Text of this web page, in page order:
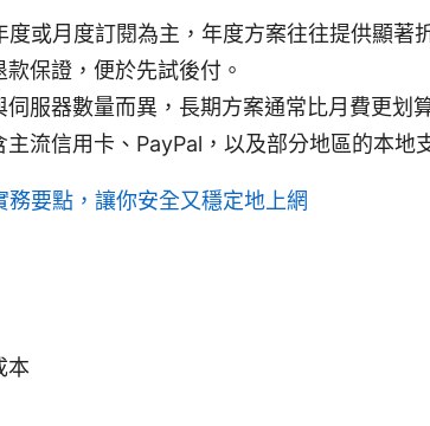
或月度訂閱為主，年度方案往往提供顯著
保證，便於先試後付。
服器數量而異，長期方案通常比月費更划
流信用卡、PayPal，以及部分地區的本地
要點，讓你安全又穩定地上網
本